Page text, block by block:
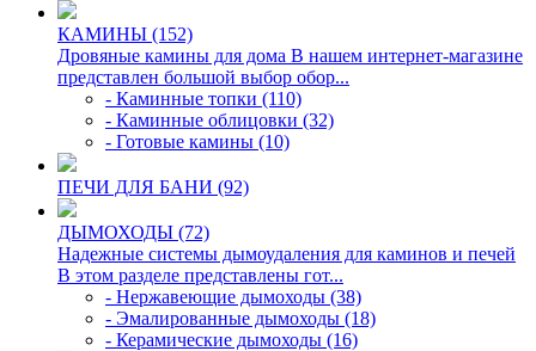
КАМИНЫ (152)
Дровяные камины для дома В нашем интернет-магазине
представлен большой выбор обор...
- Каминные топки (110)
- Каминные облицовки (32)
- Готовые камины (10)
ПЕЧИ ДЛЯ БАНИ (92)
ДЫМОХОДЫ (72)
Надежные системы дымоудаления для каминов и печей
В этом разделе представлены гот...
- Нержавеющие дымоходы (38)
- Эмалированные дымоходы (18)
- Керамические дымоходы (16)